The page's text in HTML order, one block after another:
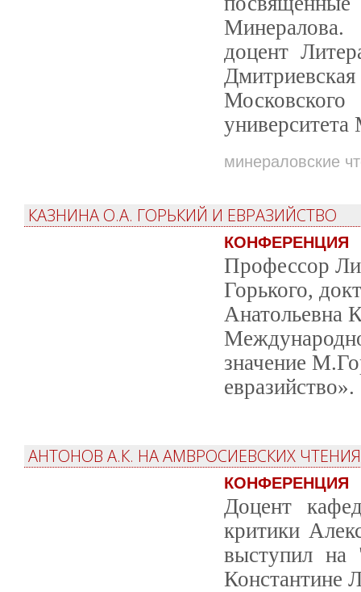
доцент
минераловские
КАЗНИНА О.А. ГОРЬКИЙ И ЕВРАЗИЙСТВО
КОНФЕРЕНЦИЯ
Профессор
Горького,
Анатольевна
значение
евразийство».
АНТОНОВ А.К. НА АМВРОСИЕВСКИХ
КОНФЕРЕНЦИЯ
Доцент
критики
выступил на
Константине